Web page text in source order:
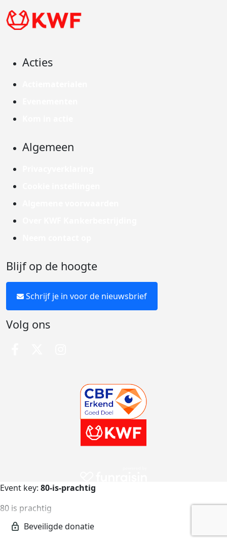
Acties
Algemeen
Blijf op de hoogte
Schrijf je in voor de nieuwsbrief
Volg ons
Event key: 80-is-prachtig
80 is prachtig
80-is-prachtig